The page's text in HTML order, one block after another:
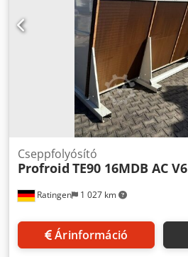
Ratingen 1 027 km
Cseppfolyósító
Profroid TE90 16MDB AC V6
Árinformáció